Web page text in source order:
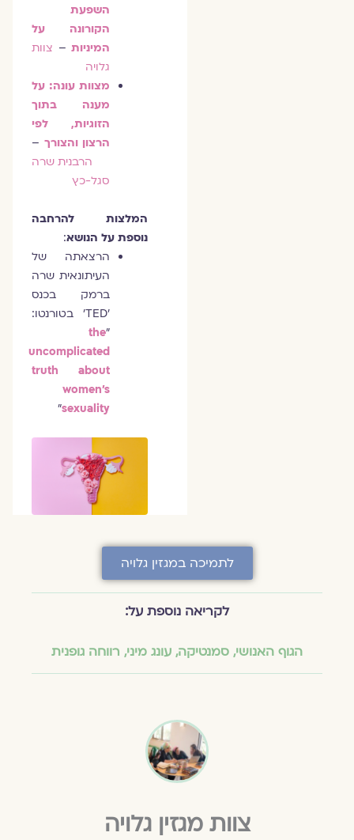
השפעת
הקורונה על
המיניות–צוות
גלויה
מצוות עונה: על
מענה בתוך
הזוגיות, לפי
הרצון והצורך–
הרבנית שרה
סגל-כץ
המלצות להרחבה
נוספת על הנושא:
הרצאתה של
העיתונאית שרה
ברמק בכנס
'TED' בטורנטו:
the
uncomplicated
truth about
women's
sexuality
"
לתמיכה במגזין גלויה
לקריאה נוספת על:
הגוף האנושי,סמנטיקה,עונג מיני,רווחה גופנית
צוות מגזין גלויה